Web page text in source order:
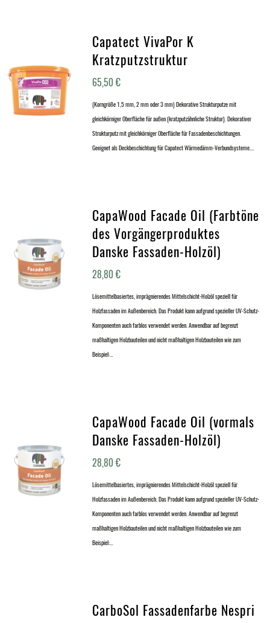
Capatect VivaPor K
Kratzputzstruktur
65,50€
(Korngröße 1,5 mm, 2 mm oder 3 mm) Dekorative Strukturputze mit
gleichkörniger Oberfläche für außen (kratzputzähnliche Struktur). Dekorativer
Strukturputz mit gleichkörniger Oberfläche für Fassadenbeschichtungen.
Geeignet als Deckbeschichtung für Capatect Wärmedämm-Verbundsysteme.…
CapaWood Facade Oil (Farbtöne
des Vorgängerproduktes
Danske Fassaden-Holzöl)
28,80€
Lösemittelbasiertes, imprägnierendes Mittelschicht-Holzöl speziell für
Holzfassaden im Außenbereich. Das Produkt kann aufgrund spezieller UV-Schutz-
Komponenten auch farblos verwendet werden. Anwendbar auf begrenzt
maßhaltigen Holzbauteilen und nicht maßhaltigen Holzbauteilen wie zum
Beispiel:…
CapaWood Facade Oil (vormals
Danske Fassaden-Holzöl)
28,80€
Lösemittelbasiertes, imprägnierendes Mittelschicht-Holzöl speziell für
Holzfassaden im Außenbereich. Das Produkt kann aufgrund spezieller UV-Schutz-
Komponenten auch farblos verwendet werden. Anwendbar auf begrenzt
maßhaltigen Holzbauteilen und nicht maßhaltigen Holzbauteilen wie zum
Beispiel:…
CarboSol Fassadenfarbe Nespri